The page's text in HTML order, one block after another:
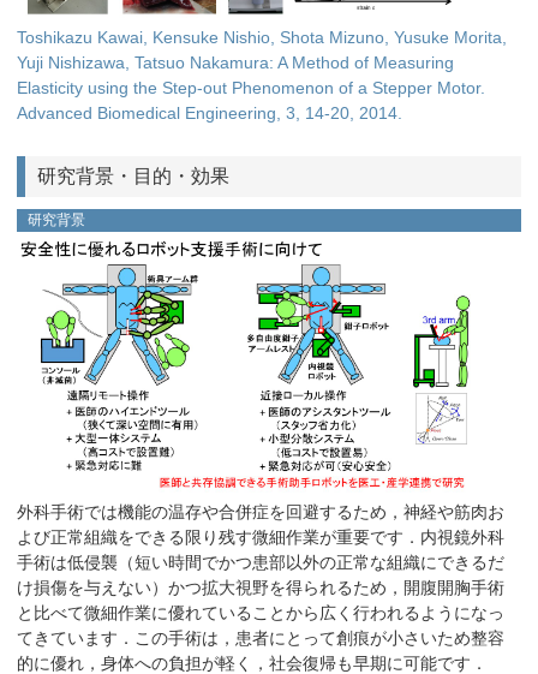
Toshikazu Kawai, Kensuke Nishio, Shota Mizuno, Yusuke Morita,
Yuji Nishizawa, Tatsuo Nakamura: A Method of Measuring
Elasticity using the Step-out Phenomenon of a Stepper Motor.
Advanced Biomedical Engineering, 3, 14-20, 2014.
研究背景・目的・効果
研究背景
外科手術では機能の温存や合併症を回避するため，神経や筋肉お
よび正常組織をできる限り残す微細作業が重要です．内視鏡外科
手術は低侵襲（短い時間でかつ患部以外の正常な組織にできるだ
け損傷を与えない）かつ拡大視野を得られるため，開腹開胸手術
と比べて微細作業に優れていることから広く行われるようになっ
てきています．この手術は，患者にとって創痕が小さいため整容
的に優れ，身体への負担が軽く，社会復帰も早期に可能です．